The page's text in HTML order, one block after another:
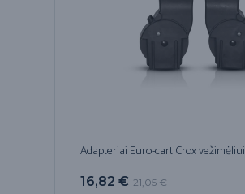
Adapteriai Euro-cart Crox vežimėliui
21,05€
16,82 €